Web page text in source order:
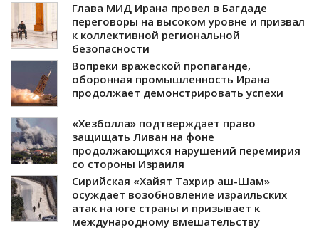
Глава МИД Ирана провел в Багдаде
переговоры на высоком уровне и призвал
к коллективной региональной
безопасности
Вопреки вражеской пропаганде,
оборонная промышленность Ирана
продолжает демонстрировать успехи
«Хезболла» подтверждает право
защищать Ливан на фоне
продолжающихся нарушений перемирия
со стороны Израиля
Сирийская «Хайят Тахрир аш-Шам»
осуждает возобновление израильских
атак на юге страны и призывает к
международному вмешательству